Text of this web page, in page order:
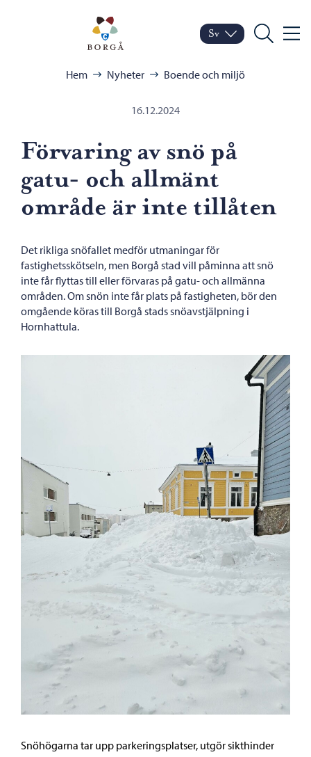
Porvoo – Gå till
Byt språk
Nuvarande språk:
Sv
Sök Meny
Hem Nyheter Boende och miljö
16.12.2024
Förvaring av snö på
gatu- och allmänt
område är inte tillåten
Det rikliga snöfallet medför utmaningar för
fastighetsskötseln, men Borgå stad vill påminna att snö
inte får flyttas till eller förvaras på gatu- och allmänna
områden. Om snön inte får plats på fastigheten, bör den
omgående köras till Borgå stads snöavstjälpning i
Hornhattula.
Snöhögarna tar upp parkeringsplatser, utgör sikthinder